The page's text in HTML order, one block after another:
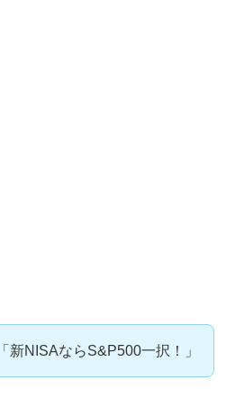
「新NISAならS&P500一択！」